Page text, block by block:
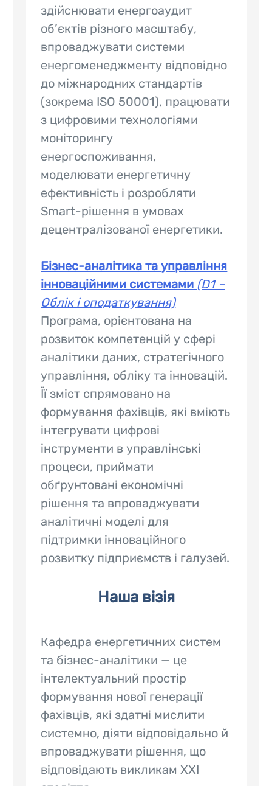
здійснювати енергоаудит
об’єктів різного масштабу,
впроваджувати системи
енергоменеджменту відповідно
до міжнародних стандартів
(зокрема ISO 50001), працювати
з цифровими технологіями
моніторингу
енергоспоживання,
моделювати енергетичну
ефективність і розробляти
Smart-рішення в умовах
децентралізованої енергетики.
Бізнес-аналітика та управління
інноваційними системами (D1 –
Облік і оподаткування)
Програма, орієнтована на
розвиток компетенцій у сфері
аналітики даних, стратегічного
управління, обліку та інновацій.
Її зміст спрямовано на
формування фахівців, які вміють
інтегрувати цифрові
інструменти в управлінські
процеси, приймати
обґрунтовані економічні
рішення та впроваджувати
аналітичні моделі для
підтримки інноваційного
розвитку підприємств і галузей.
Наша візія
Кафедра енергетичних систем
та бізнес-аналітики — це
інтелектуальний простір
формування нової генерації
фахівців, які здатні мислити
системно, діяти відповідально й
впроваджувати рішення, що
відповідають викликам XXI